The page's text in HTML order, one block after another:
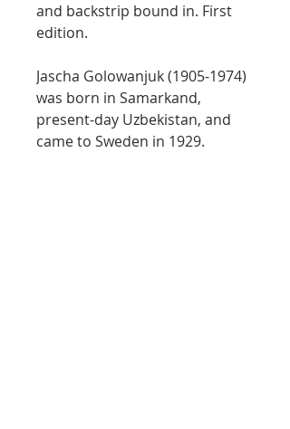
and backstrip bound in. First
edition.
Jascha Golowanjuk (1905-1974)
was born in Samarkand,
present-day Uzbekistan, and
came to Sweden in 1929.